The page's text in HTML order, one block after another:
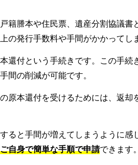
籍謄本や住民票、遺産分割協議
の発行手数料や手間がかかってし
還付という手続きです。この手
間の削減が可能です。
原本還付を受けるためには、返
ると手間が増えてしまうように感
自身で簡単な手順で申請できます。